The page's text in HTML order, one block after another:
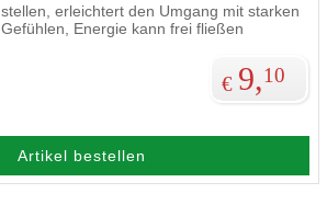
stellen, erleichtert den Umgang mit starken
Gefühlen, Energie kann frei fließen
€ 9,10
Artikel bestellen